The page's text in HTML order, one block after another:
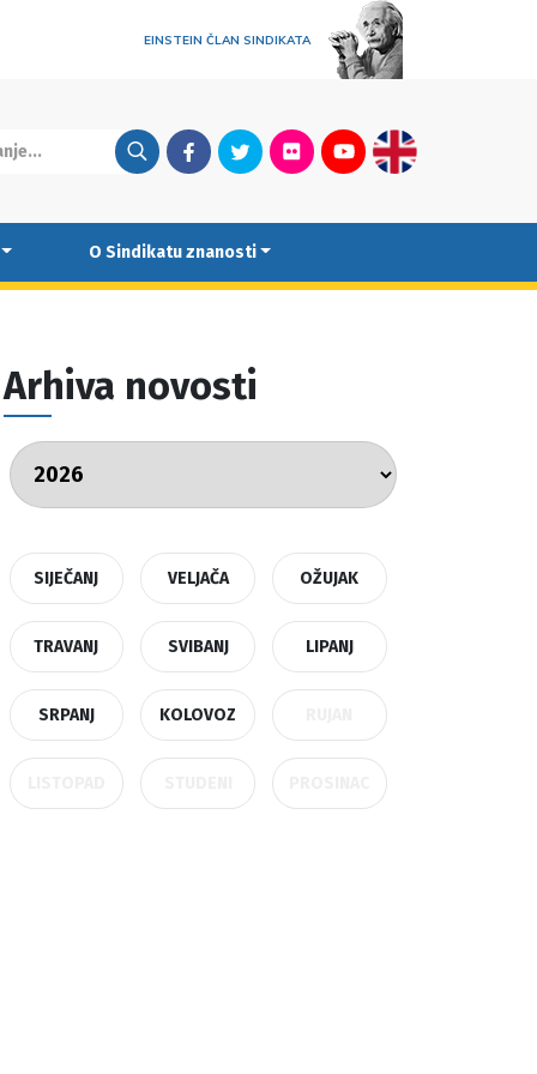
EINSTEIN ČLAN SINDIKATA
FacebookTwitterFlickrYoutubeEnglish
O Sindikatu znanosti
Arhiva novosti
SIJEČANJ VELJAČA OŽUJAK
TRAVANJ SVIBANJ LIPANJ
SRPANJ KOLOVOZ